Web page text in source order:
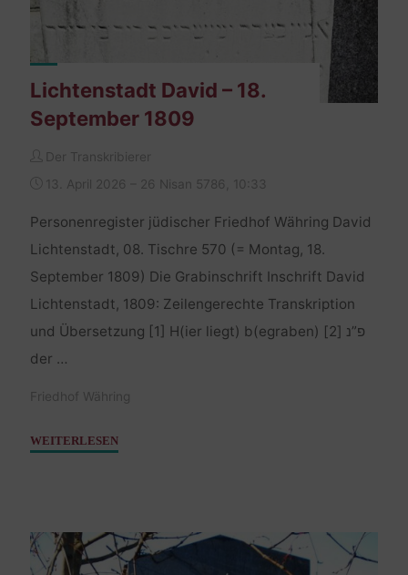
Lichtenstadt David – 18.
September 1809
Der Transkribierer
13. April 2026 – 26 Nisan 5786, 10:33
Personenregister jüdischer Friedhof Währing David
Lichtenstadt, 08. Tischre 570 (= Montag, 18.
September 1809) Die Grabinschrift Inschrift David
Lichtenstadt, 1809: Zeilengerechte Transkription
und Übersetzung [1] H(ier liegt) b(egraben) פ”נ [2]
der …
Friedhof Währing
WEITERLESEN"Lichtenstadt
September
1809"